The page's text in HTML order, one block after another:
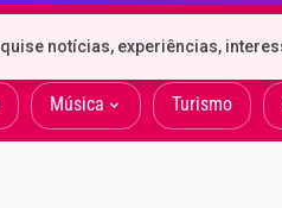
Música Turismo